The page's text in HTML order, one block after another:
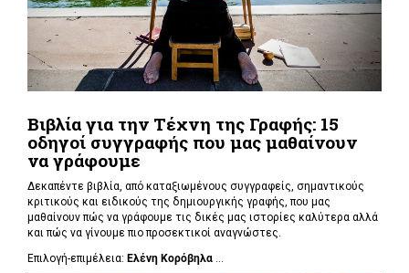
Βιβλία για την Τέχνη της Γραφής: 15
οδηγοί συγγραφής που μας μαθαίνουν
να γράφουμε
Δεκαπέντε βιβλία, από καταξιωμένους συγγραφείς, σημαντικούς
κριτικούς και ειδικούς της δημιουργικής γραφής, που μας
μαθαίνουν πώς να γράφουμε τις δικές μας ιστορίες καλύτερα αλλά
και πώς να γίνουμε πιο προσεκτικοί αναγνώστες.
Επιλογή-επιμέλεια: Ελένη Κορόβηλα